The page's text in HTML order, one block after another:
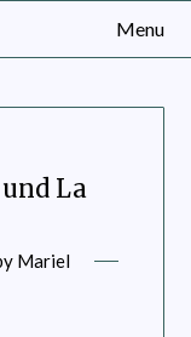
Menu
La
Mariel